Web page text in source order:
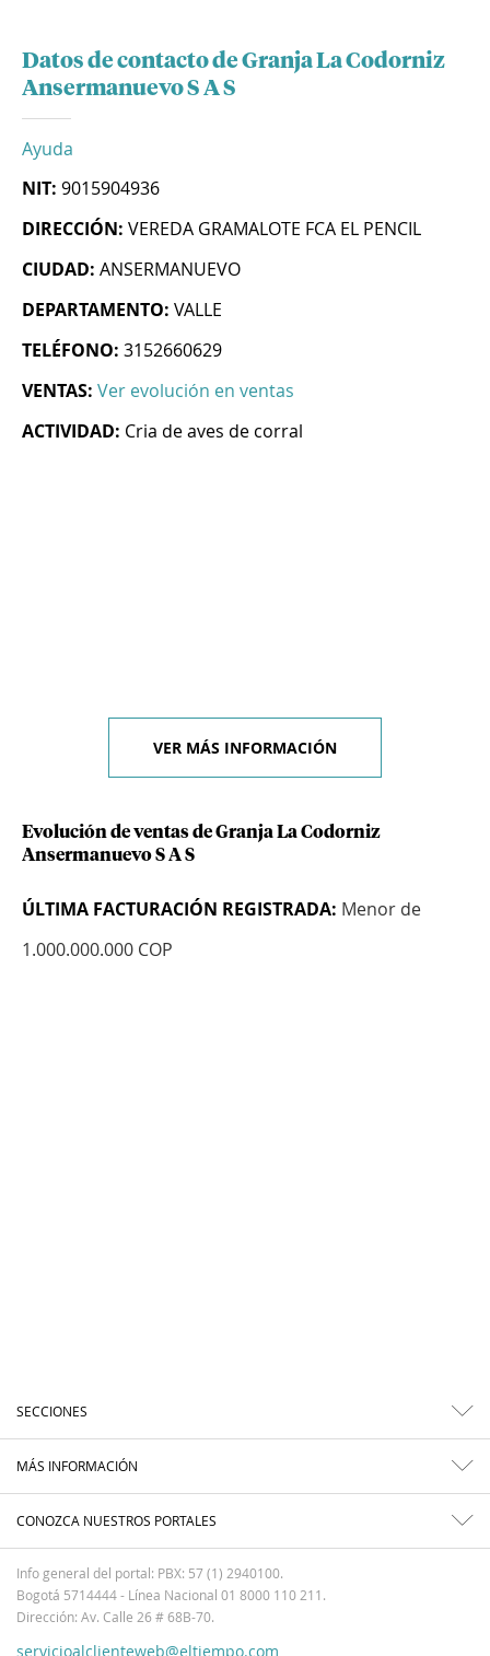
Datos de contacto de Granja La Codorniz
Ansermanuevo S A S
Ayuda
NIT: 9015904936
DIRECCIÓN: VEREDA GRAMALOTE FCA EL PENCIL
CIUDAD: ANSERMANUEVO
DEPARTAMENTO: VALLE
TELÉFONO: 3152660629
VENTAS: Ver evolución en ventas
ACTIVIDAD: Cria de aves de corral
VER MÁS INFORMACIÓN
Evolución de ventas de Granja La Codorniz
Ansermanuevo S A S
ÚLTIMA FACTURACIÓN REGISTRADA: Menor de
1.000.000.000 COP
SECCIONES
MÁS INFORMACIÓN
CONOZCA NUESTROS PORTALES
Info general del portal: PBX: 57 (1) 2940100.
Bogotá 5714444 - Línea Nacional 01 8000 110 211.
Dirección: Av. Calle 26 # 68B-70.
servicioalclienteweb@eltiempo.com